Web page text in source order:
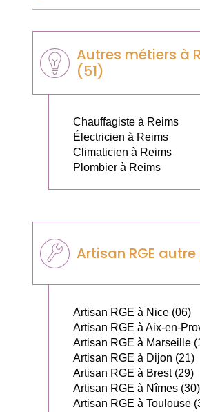
Autres métiers à
(51)
Chauffagiste à Reims
Électricien à Reims
Climaticien à Reims
Plombier à Reims
Artisan RGE
Artisan RGE à Nice (06)
Artisan RGE à Aix-en-
Artisan RGE à Marseille
Artisan RGE à Dijon (21)
Artisan RGE à Brest (29)
Artisan RGE à Nîmes (30)
Artisan RGE à Toulouse